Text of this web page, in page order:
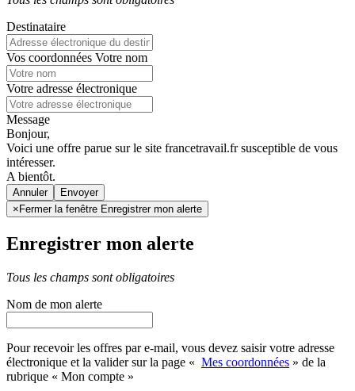
Destinataire
Vos coordonnées Votre nom
Votre adresse électronique
Message
Bonjour,
Voici une offre parue sur le site francetravail.fr susceptible de vous
intéresser.
A bientôt.
Annuler
× Fermer la fenêtre Enregistrer mon alerte
Enregistrer mon alerte
Tous les champs sont obligatoires
Nom de mon alerte
Pour recevoir les offres par e-mail, vous devez saisir votre adresse
électronique et la valider sur la page « Mes coordonnées » de la
rubrique « Mon compte »